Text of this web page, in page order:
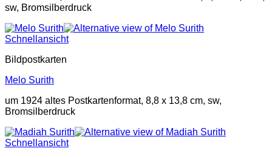
sw, Bromsilberdruck
Schnellansicht
Bildpostkarten
Melo Surith
um 1924 altes Postkartenformat, 8,8 x 13,8 cm, sw,
Bromsilberdruck
Schnellansicht